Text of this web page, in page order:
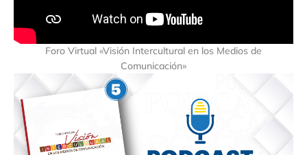
Foro Virtual «Visión Intercultural en los Medios de
Comunicación»